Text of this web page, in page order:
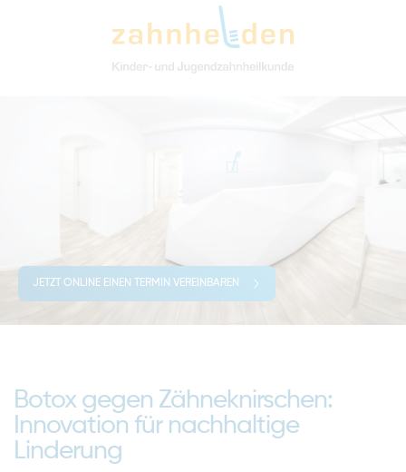
JETZT ONLINE EINEN TERMIN VEREINBAREN
Botox gegen Zähneknirschen:
Innovation für nachhaltige
Linderung